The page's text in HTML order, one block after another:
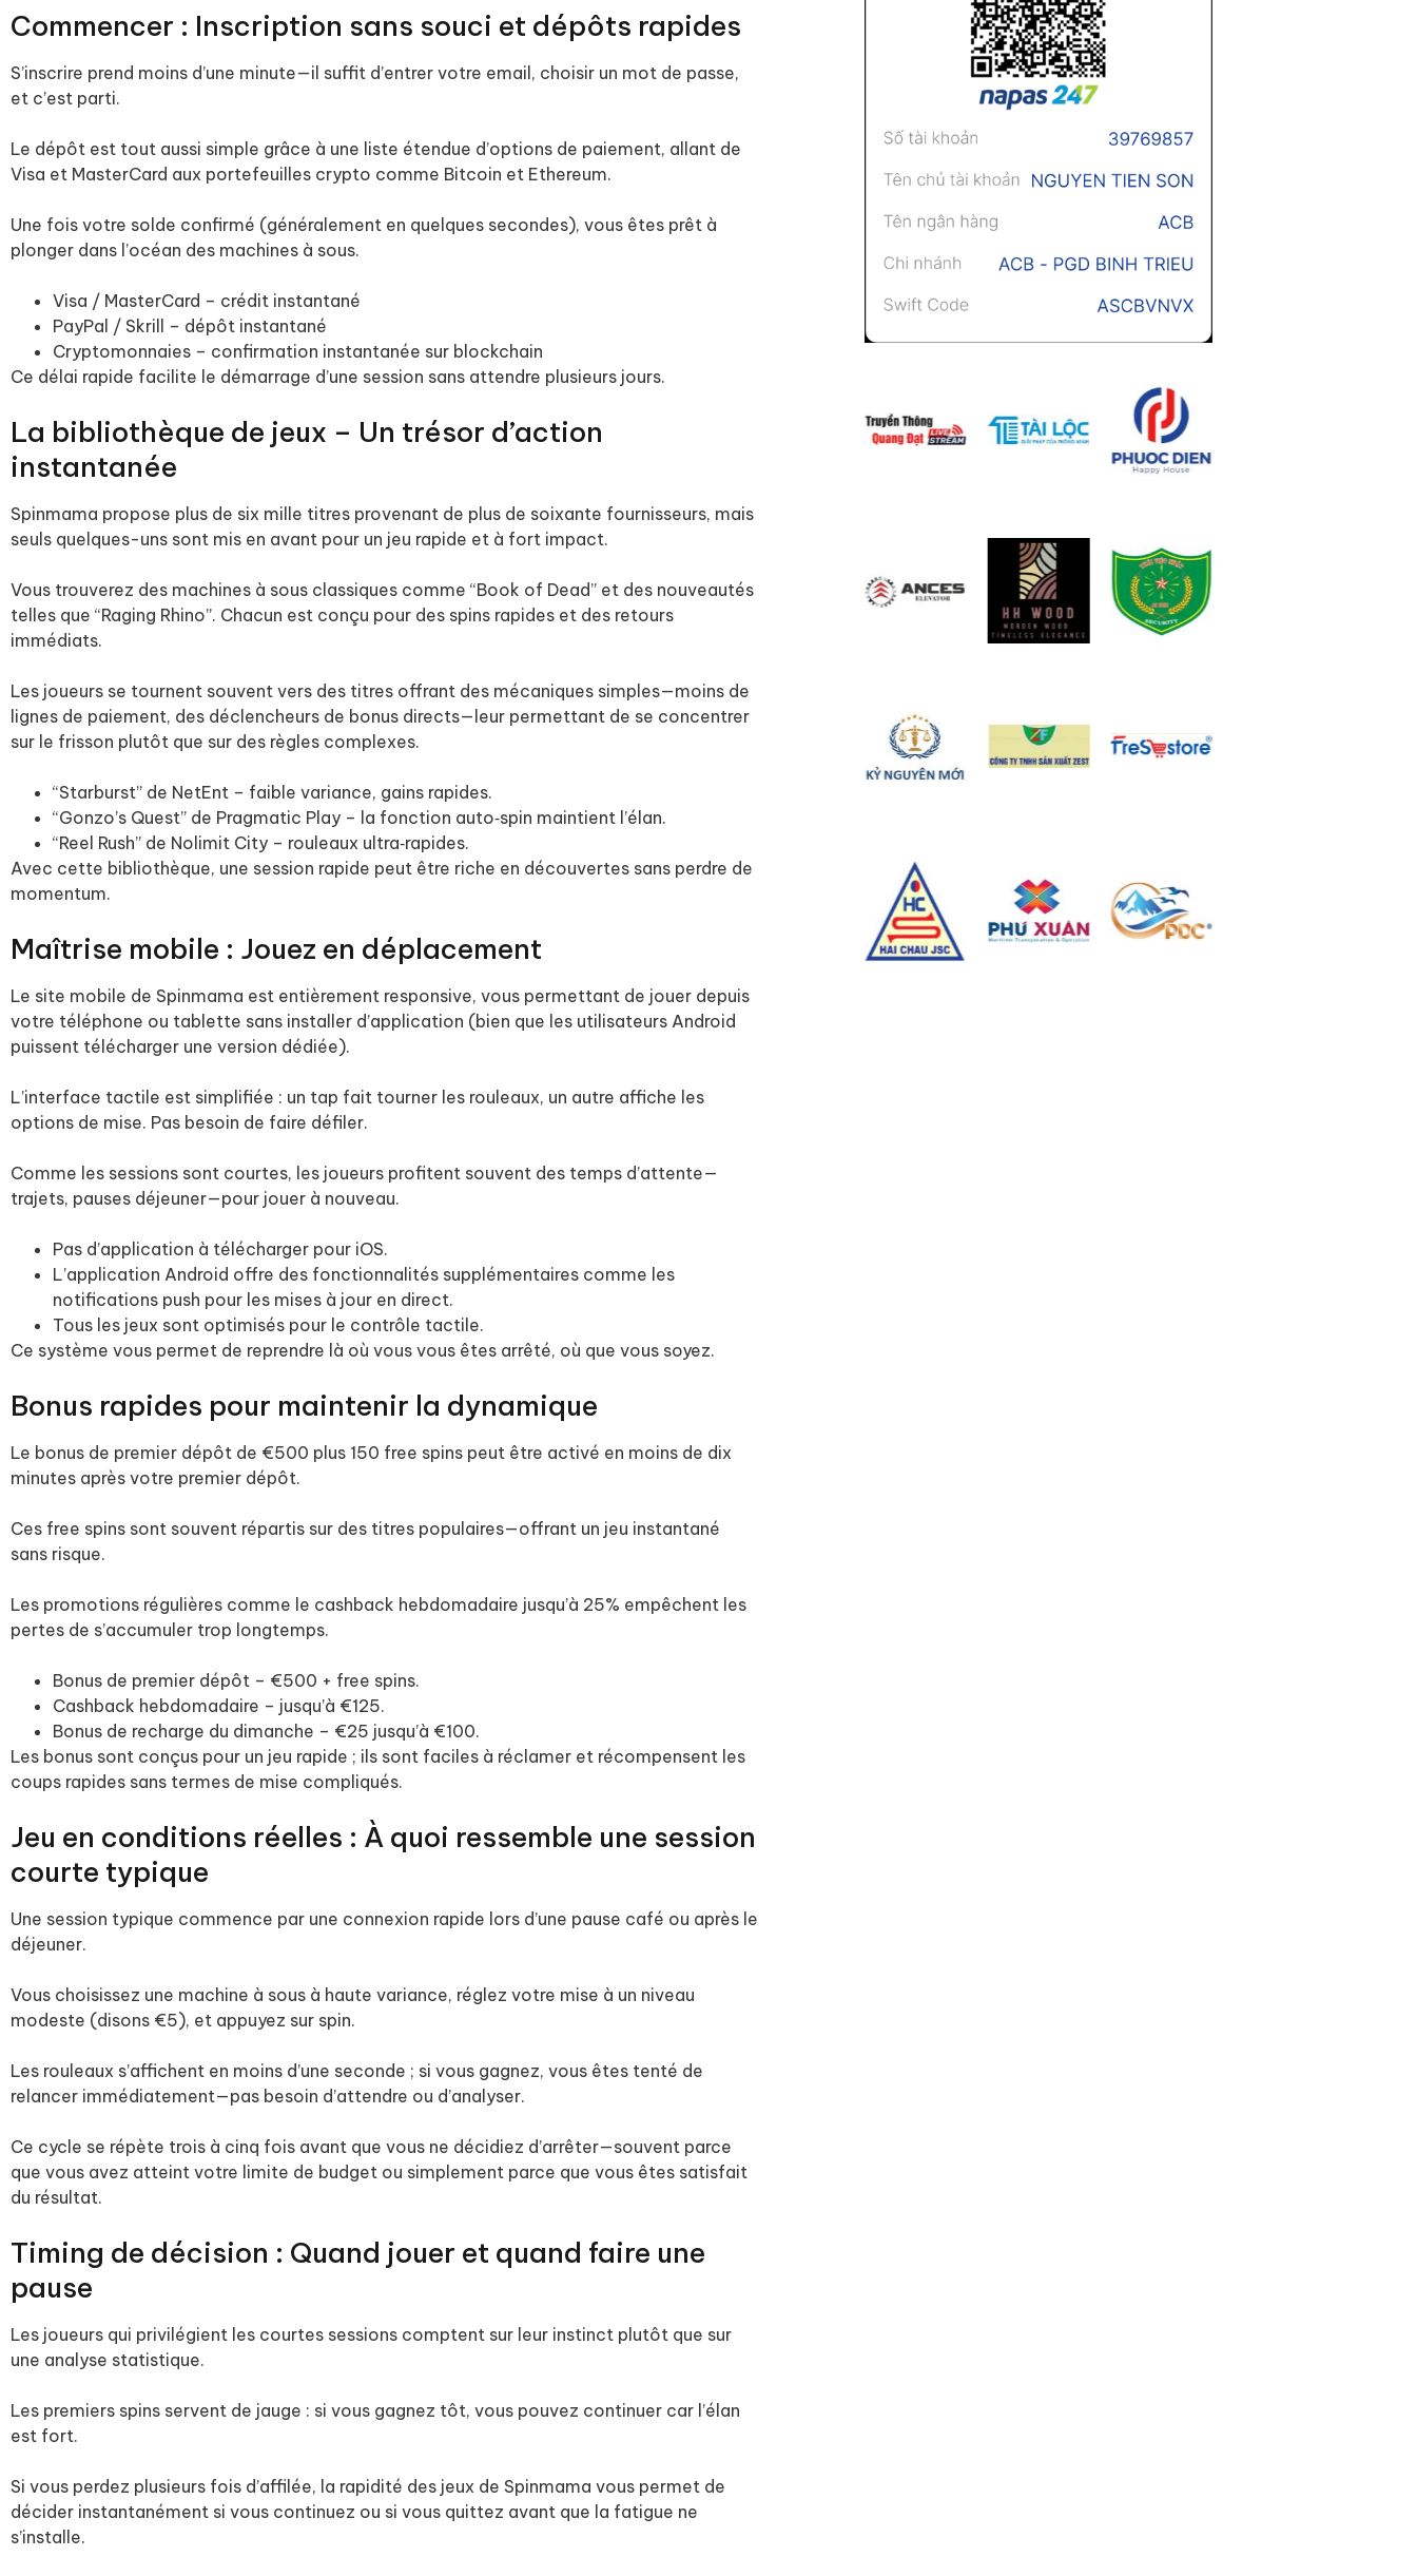
Commencer : Inscription sans souci et dépôts rapides
S’inscrire prend moins d’une minute—il suffit d’entrer votre email, choisir un mot de passe,
et c’est parti.
Le dépôt est tout aussi simple grâce à une liste étendue d’options de paiement, allant de
Visa et MasterCard aux portefeuilles crypto comme Bitcoin et Ethereum.
Une fois votre solde confirmé (généralement en quelques secondes), vous êtes prêt à
plonger dans l’océan des machines à sous.
Visa / MasterCard – crédit instantané
PayPal / Skrill – dépôt instantané
Cryptomonnaies – confirmation instantanée sur blockchain
Ce délai rapide facilite le démarrage d’une session sans attendre plusieurs jours.
La bibliothèque de jeux – Un trésor d’action
instantanée
Spinmama propose plus de six mille titres provenant de plus de soixante fournisseurs, mais
seuls quelques-uns sont mis en avant pour un jeu rapide et à fort impact.
Vous trouverez des machines à sous classiques comme “Book of Dead” et des nouveautés
telles que “Raging Rhino”. Chacun est conçu pour des spins rapides et des retours
immédiats.
Les joueurs se tournent souvent vers des titres offrant des mécaniques simples—moins de
lignes de paiement, des déclencheurs de bonus directs—leur permettant de se concentrer
sur le frisson plutôt que sur des règles complexes.
“Starburst” de NetEnt – faible variance, gains rapides.
“Gonzo’s Quest” de Pragmatic Play – la fonction auto‑spin maintient l’élan.
“Reel Rush” de Nolimit City – rouleaux ultra‑rapides.
Avec cette bibliothèque, une session rapide peut être riche en découvertes sans perdre de
momentum.
Maîtrise mobile : Jouez en déplacement
Le site mobile de Spinmama est entièrement responsive, vous permettant de jouer depuis
votre téléphone ou tablette sans installer d’application (bien que les utilisateurs Android
puissent télécharger une version dédiée).
L’interface tactile est simplifiée : un tap fait tourner les rouleaux, un autre affiche les
options de mise. Pas besoin de faire défiler.
Comme les sessions sont courtes, les joueurs profitent souvent des temps d’attente—
trajets, pauses déjeuner—pour jouer à nouveau.
Pas d’application à télécharger pour iOS.
L’application Android offre des fonctionnalités supplémentaires comme les
notifications push pour les mises à jour en direct.
Tous les jeux sont optimisés pour le contrôle tactile.
Ce système vous permet de reprendre là où vous vous êtes arrêté, où que vous soyez.
Bonus rapides pour maintenir la dynamique
Le bonus de premier dépôt de €500 plus 150 free spins peut être activé en moins de dix
minutes après votre premier dépôt.
Ces free spins sont souvent répartis sur des titres populaires—offrant un jeu instantané
sans risque.
Les promotions régulières comme le cashback hebdomadaire jusqu’à 25% empêchent les
pertes de s’accumuler trop longtemps.
Bonus de premier dépôt – €500 + free spins.
Cashback hebdomadaire – jusqu’à €125.
Bonus de recharge du dimanche – €25 jusqu’à €100.
Les bonus sont conçus pour un jeu rapide ; ils sont faciles à réclamer et récompensent les
coups rapides sans termes de mise compliqués.
Jeu en conditions réelles : À quoi ressemble une session
courte typique
Une session typique commence par une connexion rapide lors d’une pause café ou après le
déjeuner.
Vous choisissez une machine à sous à haute variance, réglez votre mise à un niveau
modeste (disons €5), et appuyez sur spin.
Les rouleaux s’affichent en moins d’une seconde ; si vous gagnez, vous êtes tenté de
relancer immédiatement—pas besoin d’attendre ou d’analyser.
Ce cycle se répète trois à cinq fois avant que vous ne décidiez d’arrêter—souvent parce
que vous avez atteint votre limite de budget ou simplement parce que vous êtes satisfait
du résultat.
Timing de décision : Quand jouer et quand faire une
pause
Les joueurs qui privilégient les courtes sessions comptent sur leur instinct plutôt que sur
une analyse statistique.
Les premiers spins servent de jauge : si vous gagnez tôt, vous pouvez continuer car l’élan
est fort.
Si vous perdez plusieurs fois d’affilée, la rapidité des jeux de Spinmama vous permet de
décider instantanément si vous continuez ou si vous quittez avant que la fatigue ne
s’installe.